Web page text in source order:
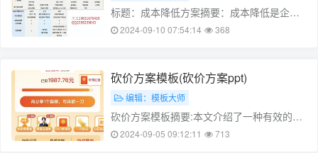
标题：成本降低方案摘要：成本降低是企业
在运营过程中需要关注的一个重要问题。本
提高企业竞争力。一、现状分析1. 成本构成
目前，企业的成本构成主要包括人工……
2024-09-10 07:54:14 368
砍价方案模板(砍价方案ppt)
编辑：模板大师
砍价方案模板摘要:本文介绍了一种有效的砍
价方案,该方案可以在不降低产品质量的情况
2024-09-05 09:12:11 713